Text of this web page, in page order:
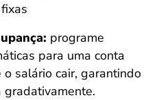
programe
para uma conta
salário cair, garantindo
gradativamente.